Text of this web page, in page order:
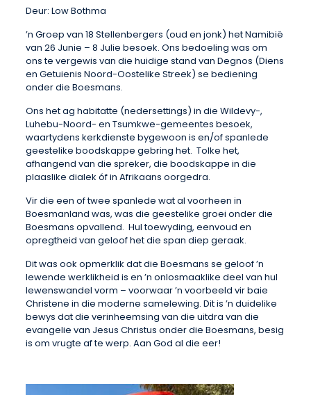
Deur: Low Bothma
’n Groep van 18 Stellenbergers (oud en jonk) het Namibië
van 26 Junie – 8 Julie besoek. Ons bedoeling was om
ons te vergewis van die huidige stand van Degnos (Diens
en Getuienis Noord-Oostelike Streek) se bediening
onder die Boesmans.
Ons het ag habitatte (nedersettings) in die Wildevy-,
Luhebu-Noord- en Tsumkwe-gemeentes besoek,
waartydens kerkdienste bygewoon is en/of spanlede
geestelike boodskappe gebring het. Tolke het,
afhangend van die spreker, die boodskappe in die
plaaslike dialek óf in Afrikaans oorgedra.
Vir die een of twee spanlede wat al voorheen in
Boesmanland was, was die geestelike groei onder die
Boesmans opvallend. Hul toewyding, eenvoud en
opregtheid van geloof het die span diep geraak.
Dit was ook opmerklik dat die Boesmans se geloof ’n
lewende werklikheid is en ’n onlosmaaklike deel van hul
lewenswandel vorm – voorwaar ’n voorbeeld vir baie
Christene in die moderne samelewing. Dit is ’n duidelike
bewys dat die verinheemsing van die uitdra van die
evangelie van Jesus Christus onder die Boesmans, besig
is om vrugte af te werp. Aan God al die eer!